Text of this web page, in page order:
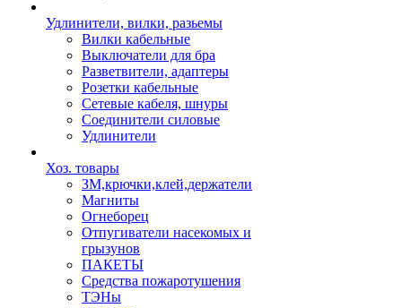
Удлинители, вилки, разьемы
Вилки кабельные
Выключатели для бра
Разветвители, адаптеры
Розетки кабельные
Сетевые кабеля, шнуры
Соединители силовые
Удлинители
Хоз. товары
ЗМ,крючки,клей,держатели
Магниты
Огнеборец
Отпугиватели насекомых и
грызунов
ПАКЕТЫ
Средства пожаротушения
ТЭНы